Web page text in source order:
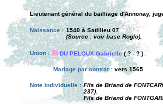
Lieutenant général du bailliage d'Annonay,
Naissance : 1540 à Satillieu 07
(Source : voir base Roglo).
Union : DU PELOUX Gabrielle( ? - ? )
Mariage par contrat : vers 1565
Note individuelle : Fils de Briand de
237).
Fils de Briand de